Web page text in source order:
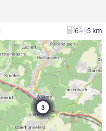
6 5 km
3